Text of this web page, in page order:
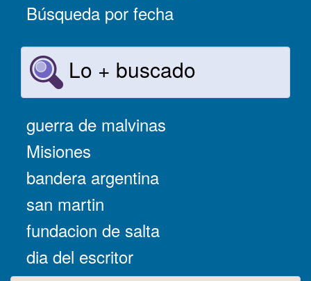
Búsqueda por fecha
Lo + buscado
guerra de malvinas
Misiones
bandera argentina
san martin
fundacion de salta
dia del escritor